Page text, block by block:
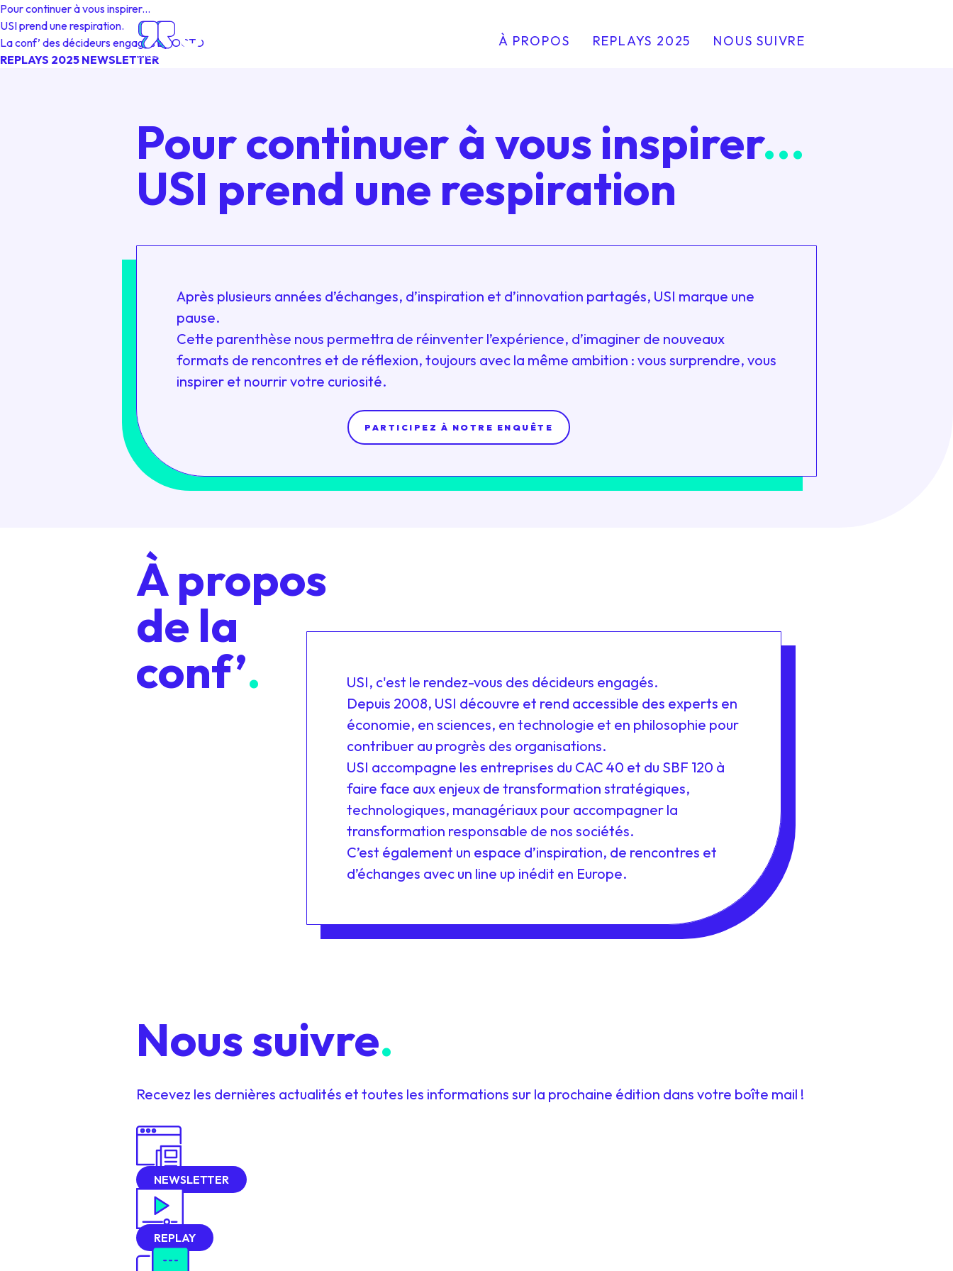
À PROPOS REPLAYS 2025 NOUS SUIVRE
Pour continuer à vous inspirer...
USIprend une respiration.
La conf’ des décideurs engagés by OCTO
REPLAYS 2025 NEWSLETTER
Pour continuer à vous inspirer...
USI prend une respiration
Après plusieurs années d’échanges, d’inspiration et d’innovation partagés, USI marque une
pause.
Cette parenthèse nous permettra de réinventer l’expérience, d’imaginer de nouveaux
formats de rencontres et de réflexion, toujours avec la même ambition : vous surprendre, vous
inspirer et nourrir votre curiosité.
PARTICIPEZ À NOTRE ENQUÊTE
À propos
de la
conf’.
USI, c'est le rendez-vous des décideurs engagés.
Depuis 2008, USI découvre et rend accessible des experts en
économie, en sciences, en technologie et en philosophie pour
contribuer au progrès des organisations.
USI accompagne les entreprises du CAC 40 et du SBF 120 à
faire face aux enjeux de transformation stratégiques,
technologiques, managériaux pour accompagner la
transformation responsable de nos sociétés.
C’est également un espace d’inspiration, de rencontres et
d’échanges avec un line up inédit en Europe.
Nous suivre.
Recevez les dernières actualités et toutes les informations sur la prochaine édition dans votre boîte mail !
NEWSLETTER
REPLAY